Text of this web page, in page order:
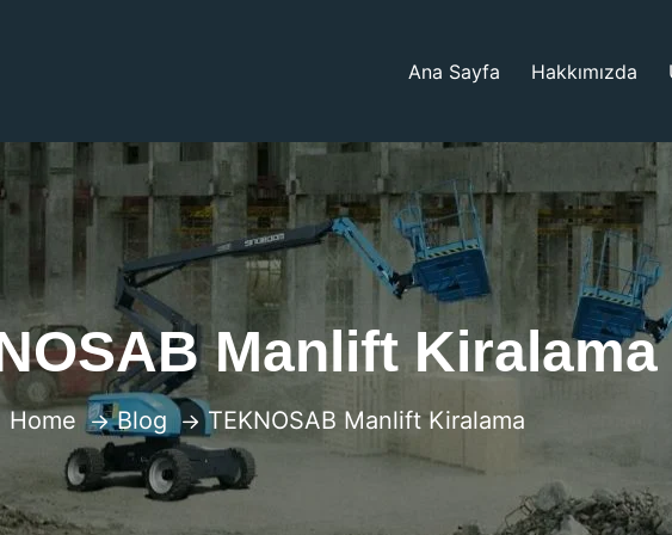
Ana Sayfa Hakkımızda
Manlift Kiralama
Home Blog TEKNOSAB Manlift Kiralama